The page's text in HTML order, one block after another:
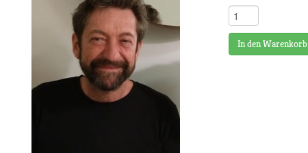
In den Warenkorb